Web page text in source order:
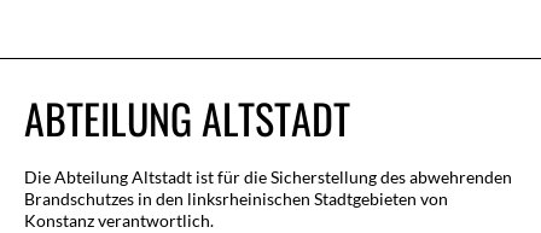
ABTEILUNG ALTSTADT
Die Abteilung Altstadt ist für die Sicherstellung des abwehrenden
Brandschutzes in den linksrheinischen Stadtgebieten von
Konstanz verantwortlich.